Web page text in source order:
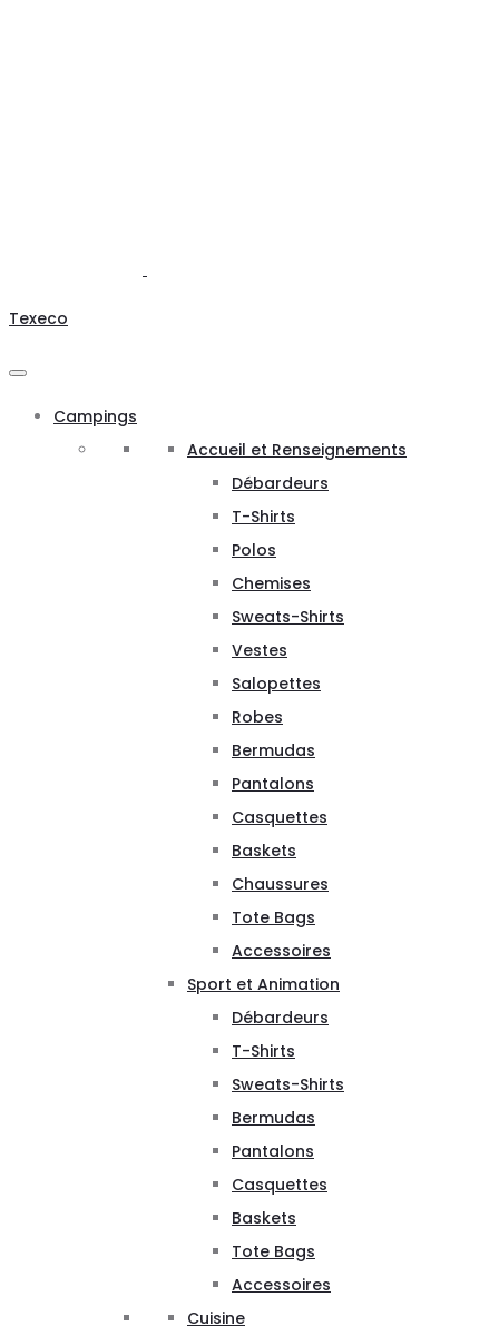
Texeco
Campings
Accueil et Renseignements
Débardeurs
T-Shirts
Polos
Chemises
Sweats-Shirts
Vestes
Salopettes
Robes
Bermudas
Pantalons
Casquettes
Baskets
Chaussures
Tote Bags
Accessoires
Sport et Animation
Débardeurs
T-Shirts
Sweats-Shirts
Bermudas
Pantalons
Casquettes
Baskets
Tote Bags
Accessoires
Cuisine